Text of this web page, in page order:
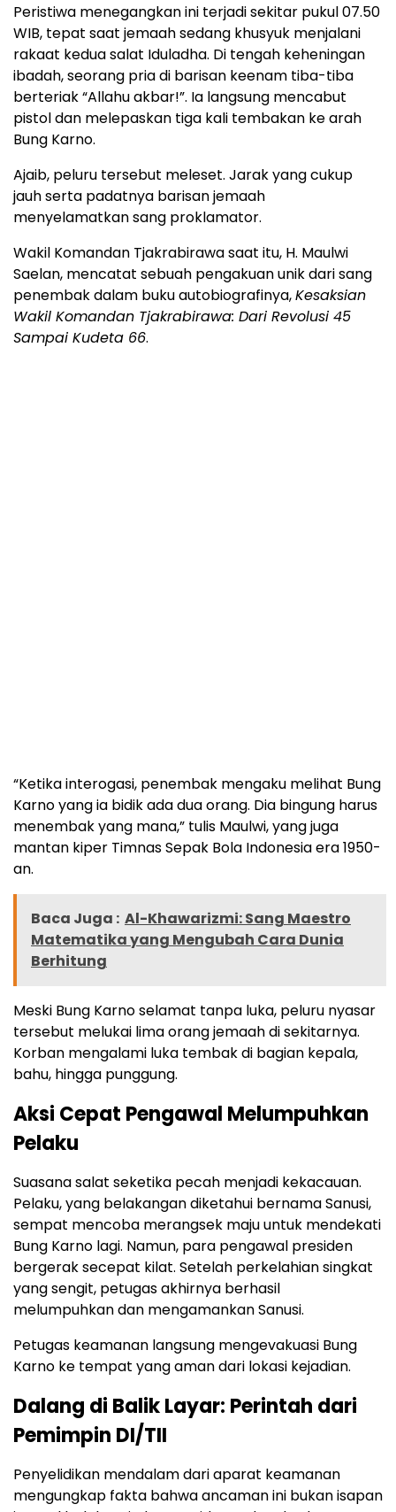
Peristiwa menegangkan ini terjadi sekitar pukul 07.50
WIB, tepat saat jemaah sedang khusyuk menjalani
rakaat kedua salat Iduladha. Di tengah keheningan
ibadah, seorang pria di barisan keenam tiba-tiba
berteriak “Allahu akbar!”. Ia langsung mencabut
pistol dan melepaskan tiga kali tembakan ke arah
Bung Karno.
Ajaib, peluru tersebut meleset. Jarak yang cukup
jauh serta padatnya barisan jemaah
menyelamatkan sang proklamator.
Wakil Komandan Tjakrabirawa saat itu, H. Maulwi
Saelan, mencatat sebuah pengakuan unik dari sang
penembak dalam buku autobiografinya,Kesaksian
Wakil Komandan Tjakrabirawa: Dari Revolusi 45
Sampai Kudeta 66.
“Ketika interogasi, penembak mengaku melihat Bung
Karno yang ia bidik ada dua orang. Dia bingung harus
menembak yang mana,” tulis Maulwi, yang juga
mantan kiper Timnas Sepak Bola Indonesia era 1950-
an.
Baca Juga : Al-Khawarizmi: Sang Maestro
Matematika yang Mengubah Cara Dunia
Berhitung
Meski Bung Karno selamat tanpa luka, peluru nyasar
tersebut melukai lima orang jemaah di sekitarnya.
Korban mengalami luka tembak di bagian kepala,
bahu, hingga punggung.
Aksi Cepat Pengawal Melumpuhkan
Pelaku
Suasana salat seketika pecah menjadi kekacauan.
Pelaku, yang belakangan diketahui bernama Sanusi,
sempat mencoba merangsek maju untuk mendekati
Bung Karno lagi. Namun, para pengawal presiden
bergerak secepat kilat. Setelah perkelahian singkat
yang sengit, petugas akhirnya berhasil
melumpuhkan dan mengamankan Sanusi.
Petugas keamanan langsung mengevakuasi Bung
Karno ke tempat yang aman dari lokasi kejadian.
Dalang di Balik Layar: Perintah dari
Pemimpin DI/TII
Penyelidikan mendalam dari aparat keamanan
mengungkap fakta bahwa ancaman ini bukan isapan